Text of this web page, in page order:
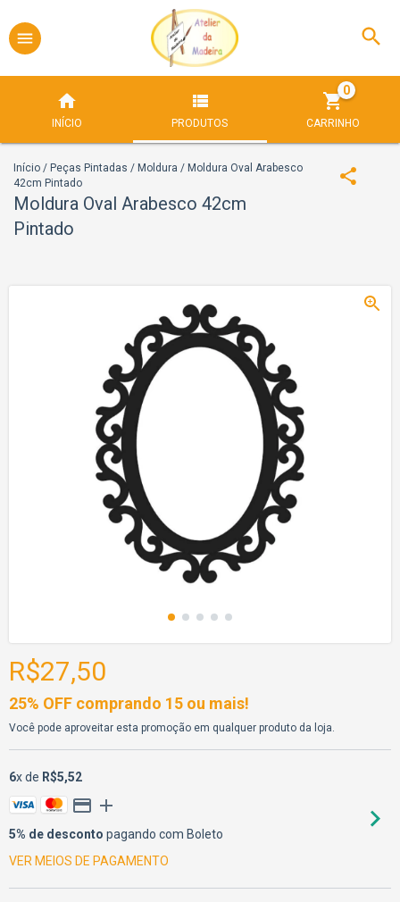
INÍCIO PRODUTOS CARRINHO
0
Início / Peças Pintadas / Moldura / Moldura Oval Arabesco
42cm Pintado
Moldura Oval Arabesco 42cm
Pintado
R$27,50
25% OFF comprando 15 ou mais!
Você pode aproveitar esta promoção em qualquer produto da loja.
6x de R$5,52
5% de desconto pagando com Boleto
VER MEIOS DE PAGAMENTO